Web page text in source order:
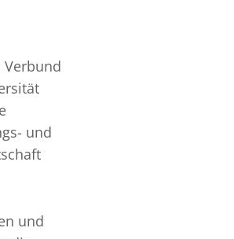
und
und